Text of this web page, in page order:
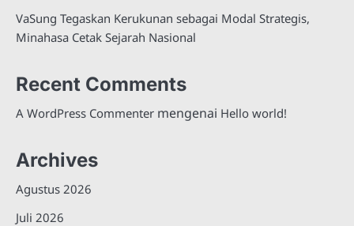
VaSung Tegaskan Kerukunan sebagai Modal Strategis,
Minahasa Cetak Sejarah Nasional
Recent Comments
A WordPress Commenter mengenai Hello world!
Archives
Agustus 2026
Juli 2026